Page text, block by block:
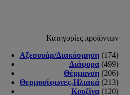
Κατηγορίες προϊόντων
Αξεσουάρ/Διακόσμηση (174)
Διάφορα (499)
Θέρμανση (206)
Θερμοσίφωνες-Ηλιακά (213)
Κουζίνα (120)